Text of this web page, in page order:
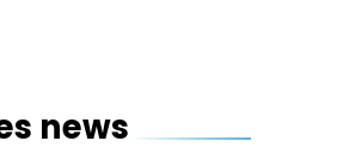
news